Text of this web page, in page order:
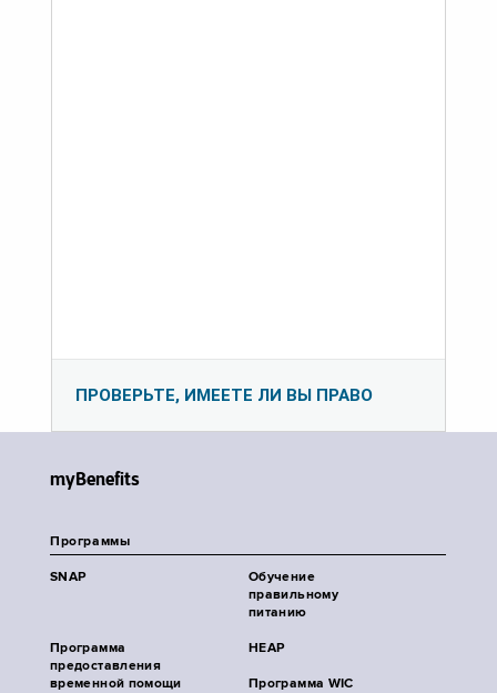
ПРОВЕРЬТЕ, ИМЕЕТЕ ЛИ ВЫ ПРАВО
myBenefits
Программы
SNAP
Обучение
правильному
питанию
Программа
предоставления
временной помощи
HEAP
Программа WIC